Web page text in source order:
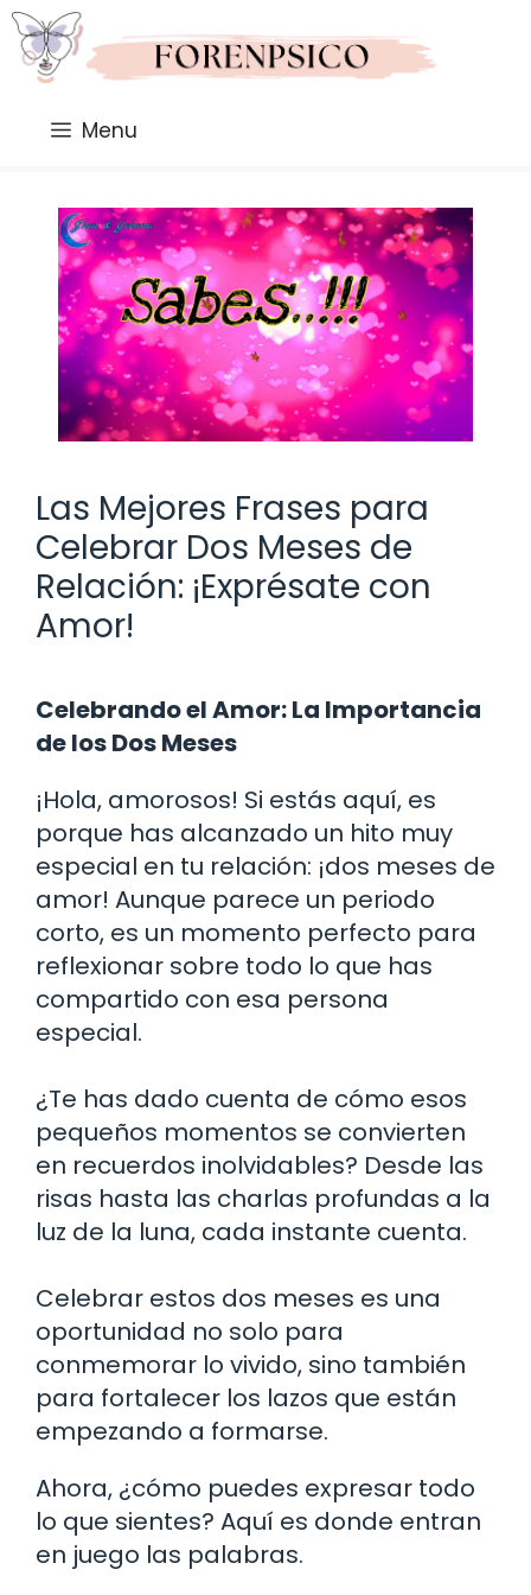
Saltar
al
contenido
Menu
Las Mejores Frases para
Celebrar Dos Meses de
Relación: ¡Exprésate con
Amor!
Celebrando el Amor: La Importancia
de los Dos Meses
¡Hola, amorosos! Si estás aquí, es
porque has alcanzado un hito muy
especial en tu relación: ¡dos meses de
amor! Aunque parece un periodo
corto, es un momento perfecto para
reflexionar sobre todo lo que has
compartido con esa persona
especial.
¿Te has dado cuenta de cómo esos
pequeños momentos se convierten
en recuerdos inolvidables? Desde las
risas hasta las charlas profundas a la
luz de la luna, cada instante cuenta.
Celebrar estos dos meses es una
oportunidad no solo para
conmemorar lo vivido, sino también
para fortalecer los lazos que están
empezando a formarse.
Ahora, ¿cómo puedes expresar todo
lo que sientes? Aquí es donde entran
en juego las palabras.